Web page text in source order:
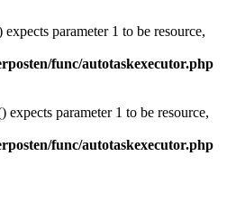
parameter 1 to be resource,
func/autotaskexecutor.php
expects parameter 1 to be resource,
func/autotaskexecutor.php